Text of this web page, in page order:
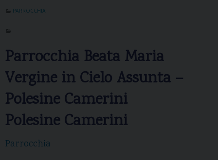
PARROCCHIA
Parrocchia Beata Maria
Vergine in Cielo Assunta –
Polesine Camerini
Polesine Camerini
Parrocchia